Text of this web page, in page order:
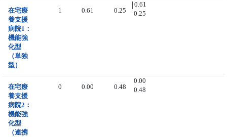
在宅療
養支援
病院1：
機能強
化型
（単独
型）
1 0.61 0.25
0.61
0.25
在宅療
養支援
病院2：
機能強
化型
（連携
0 0.00 0.48
0.00
0.48